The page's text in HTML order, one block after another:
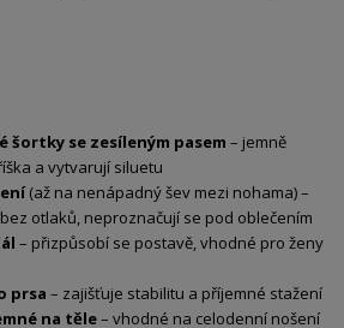
šortky se zesíleným pasem – jemně
a vytvarují siluetu
(až na nenápadný šev mezi nohama) –
bez otlaků, neproznačují se pod oblečením
– přizpůsobí se postavě,vhodné pro ženy
prsa – zajišťuje stabilitu a příjemné stažení
na těle– vhodné na celodenní nošení